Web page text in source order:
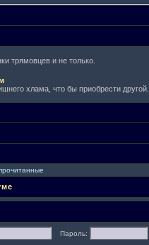
трямовцев и не только.
хлама, что бы приобрести другой.
Пароль: